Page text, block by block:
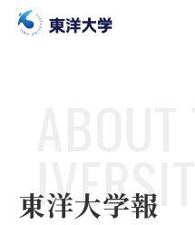
IVERSITY
東洋大学報